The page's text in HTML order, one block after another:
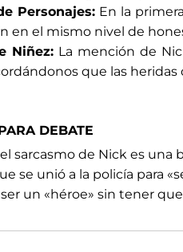
Personajes:En la
en el mismo nivel de
Niñez:La mención de
que las heridas
DEBATE
sarcasmo de Nick es
se unió a la policía para
un «héroe» sin tener